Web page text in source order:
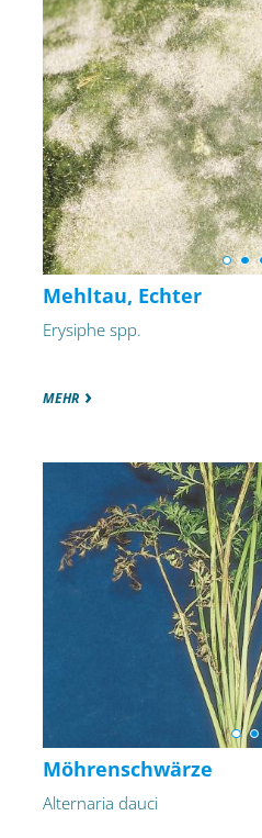
Mehltau, Echter
Erysiphe spp.
MEHR
Möhrenschwärze
Alternaria dauci